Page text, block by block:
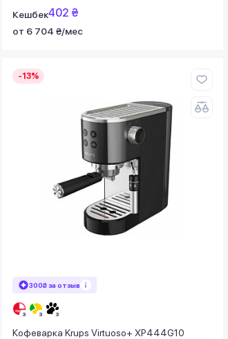
Кешбек402 ₴
от 6 704 ₴/мес
-13%
300₴ за отзыв
Кофеварка Krups Virtuoso+ XP444G10